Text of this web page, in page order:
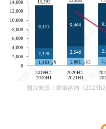
图片来源：摩熵咨询《